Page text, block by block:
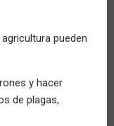
pueden
y hacer
de plagas,